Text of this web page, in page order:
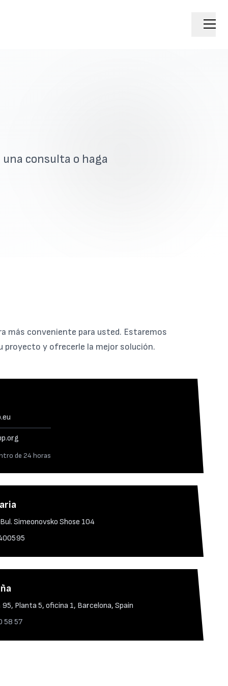
consulta o haga
más conveniente para usted. Estaremos
proyecto y ofrecerle la mejor solución.
de 24 horas
Simeonovsko Shose 104
95, Planta 5, oficina 1, Barcelona, Spain
58 57